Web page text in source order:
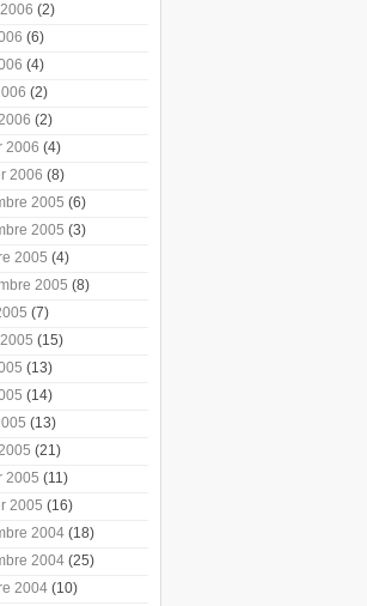
(2)
(6)
(4)
(2)
(2)
2006 (4)
2006 (8)
2005 (6)
2005 (3)
2005 (4)
2005 (8)
(7)
(15)
(13)
(14)
(13)
(21)
2005 (11)
2005 (16)
2004 (18)
2004 (25)
2004 (10)